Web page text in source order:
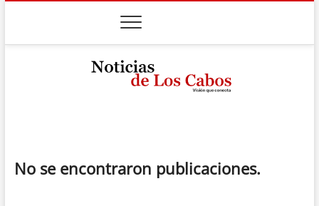
No se encontraron publicaciones.